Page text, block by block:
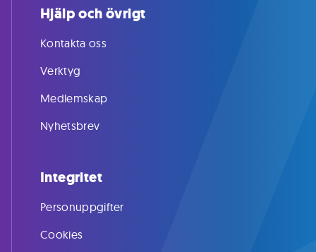
Hjälp och övrigt
Kontakta oss
Verktyg
Medlemskap
Nyhetsbrev
Integritet
Personuppgifter
Cookies